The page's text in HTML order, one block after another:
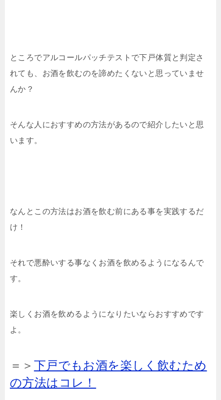
ところでアルコールパッチテストで下戸体質と判定さ
れても、お酒を飲むのを諦めたくないと思っていませ
んか？
そんな人におすすめの方法があるので紹介したいと思
います。
なんとこの方法はお酒を飲む前にある事を実践するだ
け！
それで悪酔いする事なくお酒を飲めるようになるんで
す。
楽しくお酒を飲めるようになりたいならおすすめです
よ。
＝＞ 下戸でもお酒を楽しく飲むため
の方法はコレ！